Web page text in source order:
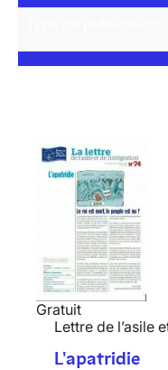
Gratuit
Lettre de l’asile
L'apatridie